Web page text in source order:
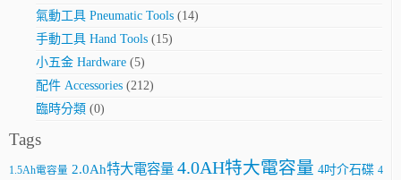
氣動工具 Pneumatic Tools (14)
手動工具 Hand Tools (15)
小五金 Hardware (5)
配件 Accessories (212)
臨時分類 (0)
Tags
1.5Ah電容量 2.0Ah特大電容量 4.0AH特大電容量 4吋介石碟 4